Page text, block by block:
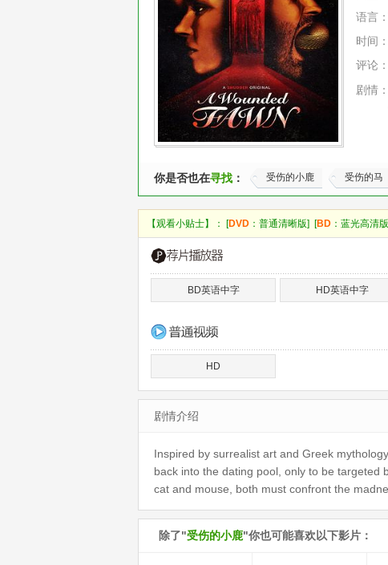
语言：
时间：
评论：
剧情：
你是否也在寻找 ： 受伤的小鹿 受伤的马
【观看小贴士】： [DVD ：普通清晰版] [BD ：蓝光高清
BD英语中字 HD英语中字
HD
剧情介绍
Inspired by surrealist art and Greek
back into the dating pool, only to be targeted
cat and mouse, both must confront the
除了"受伤的小鹿"你也可能喜欢以下影片：